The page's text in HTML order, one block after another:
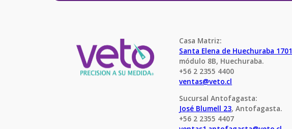
Casa Matriz:
Santa Elena de Huechuraba 1701
módulo 8B, Huechuraba.
+56 2 2355 4400
ventas@veto.cl
Sucursal Antofagasta:
José Blumell 23, Antofagasta.
+56 2 2355 4407